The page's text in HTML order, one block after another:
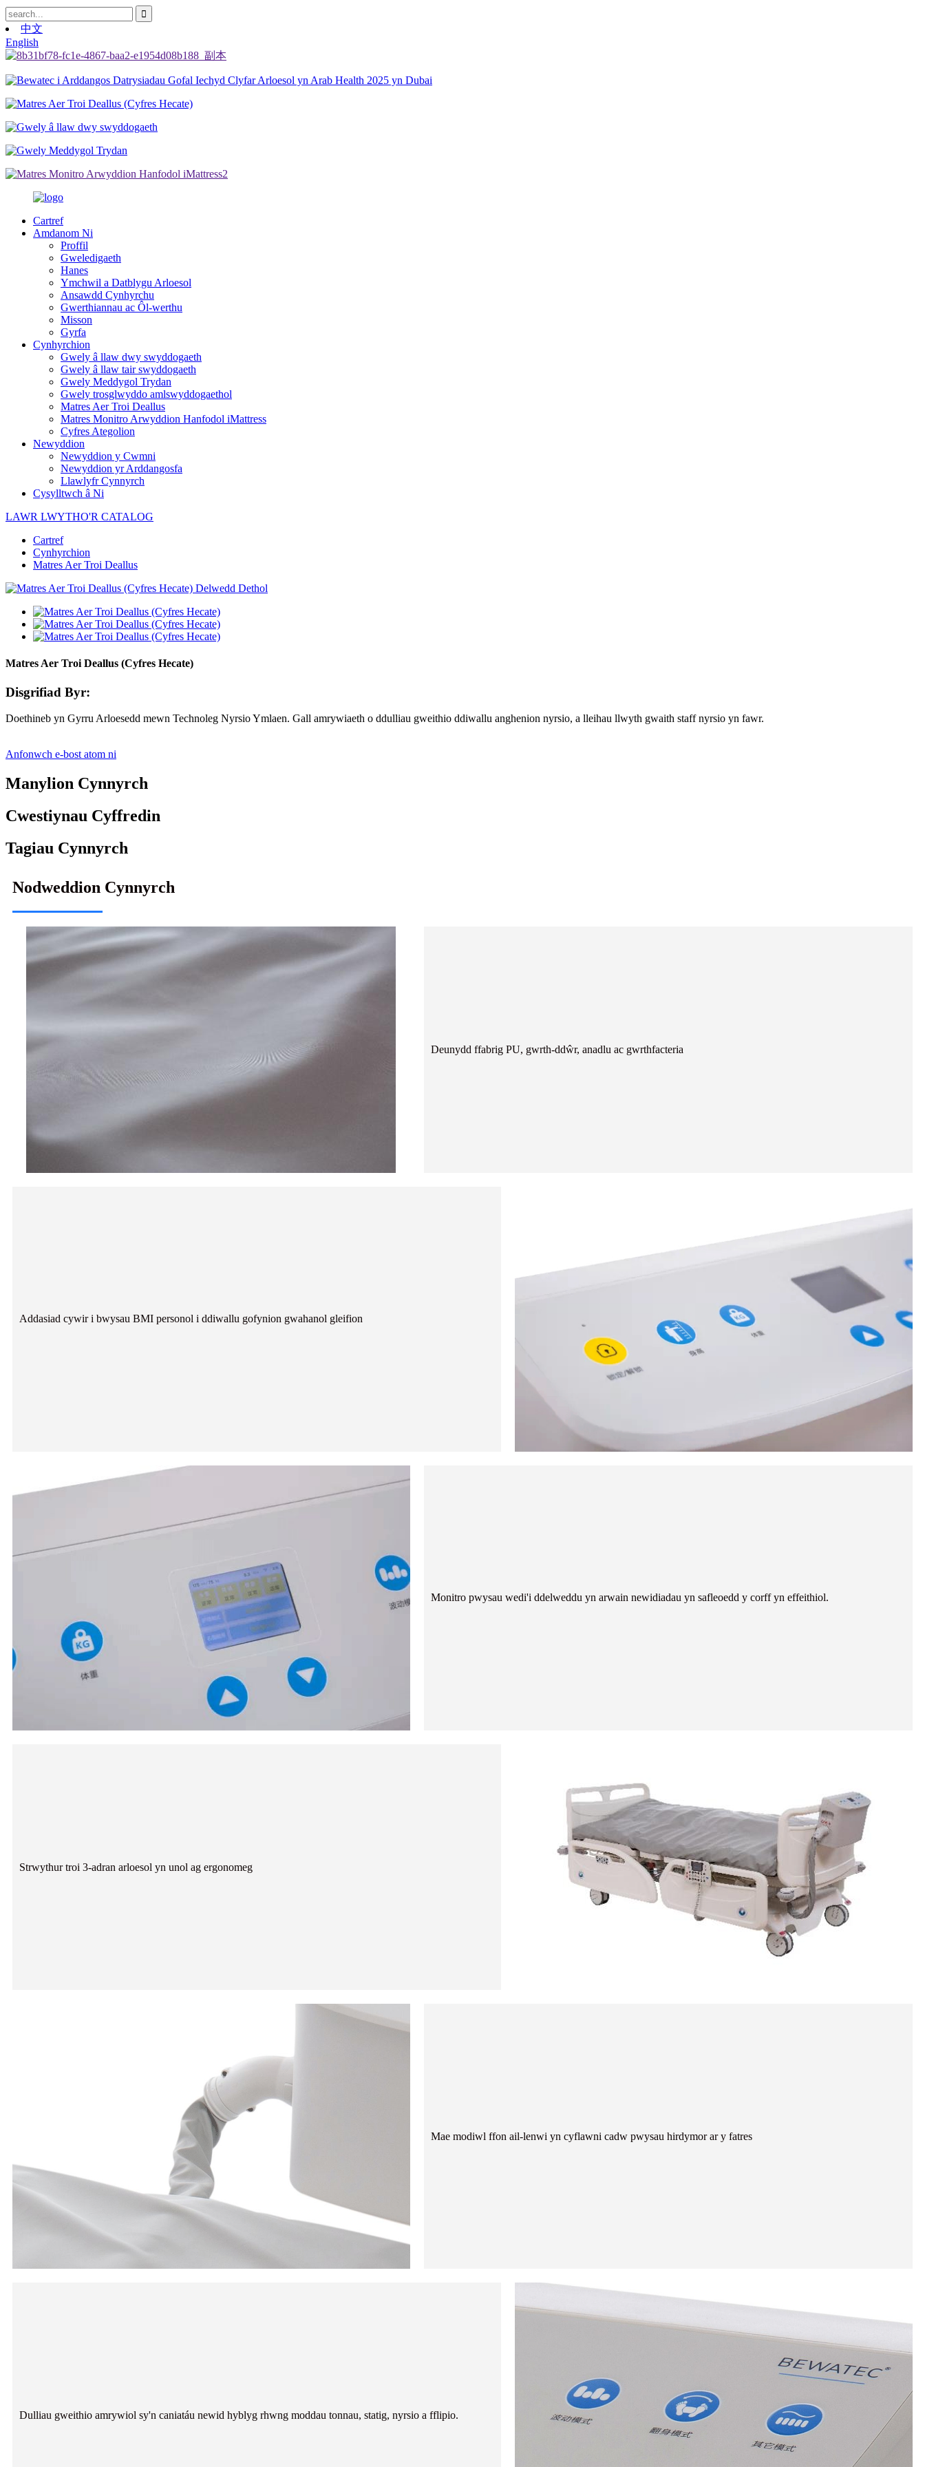
中文
English
Cartref
Amdanom Ni
Proffil
Gweledigaeth
Hanes
Ymchwil a Datblygu Arloesol
Ansawdd Cynhyrchu
Gwerthiannau ac Ôl-werthu
Misson
Gyrfa
Cynhyrchion
Gwely â llaw dwy swyddogaeth
Gwely â llaw tair swyddogaeth
Gwely Meddygol Trydan
Gwely trosglwyddo amlswyddogaethol
Matres Aer Troi Deallus
Matres Monitro Arwyddion Hanfodol iMattress
Cyfres Ategolion
Newyddion
Newyddion y Cwmni
Newyddion yr Arddangosfa
Llawlyfr Cynnyrch
Cysylltwch â Ni
LAWR LWYTHO'R CATALOG
Cartref
Cynhyrchion
Matres Aer Troi Deallus
Matres Aer Troi Deallus (Cyfres Hecate)
Disgrifiad Byr:
Doethineb yn Gyrru Arloesedd mewn Technoleg Nyrsio Ymlaen. Gall amrywiaeth o ddulliau gweithio ddiwallu anghenion nyrsio, a lleihau llwyth gwaith staff nyrsio yn fawr.
Anfonwch e-bost atom ni
Manylion Cynnyrch
Cwestiynau Cyffredin
Tagiau Cynnyrch
Nodweddion Cynnyrch
Deunydd ffabrig PU, gwrth-ddŵr, anadlu ac gwrthfacteria
Addasiad cywir i bwysau BMI personol i ddiwallu gofynion gwahanol gleifion
Monitro pwysau wedi'i ddelweddu yn arwain newidiadau yn safleoedd y corff yn effeithiol.
Strwythur troi 3-adran arloesol yn unol ag ergonomeg
Mae modiwl ffon ail-lenwi yn cyflawni cadw pwysau hirdymor ar y fatres
Dulliau gweithio amrywiol sy'n caniatáu newid hyblyg rhwng moddau tonnau, statig, nyrsio a fflipio.